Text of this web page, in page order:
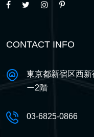
CONTACT INFO
東京都新宿区西
ー2階
03-6825-0866